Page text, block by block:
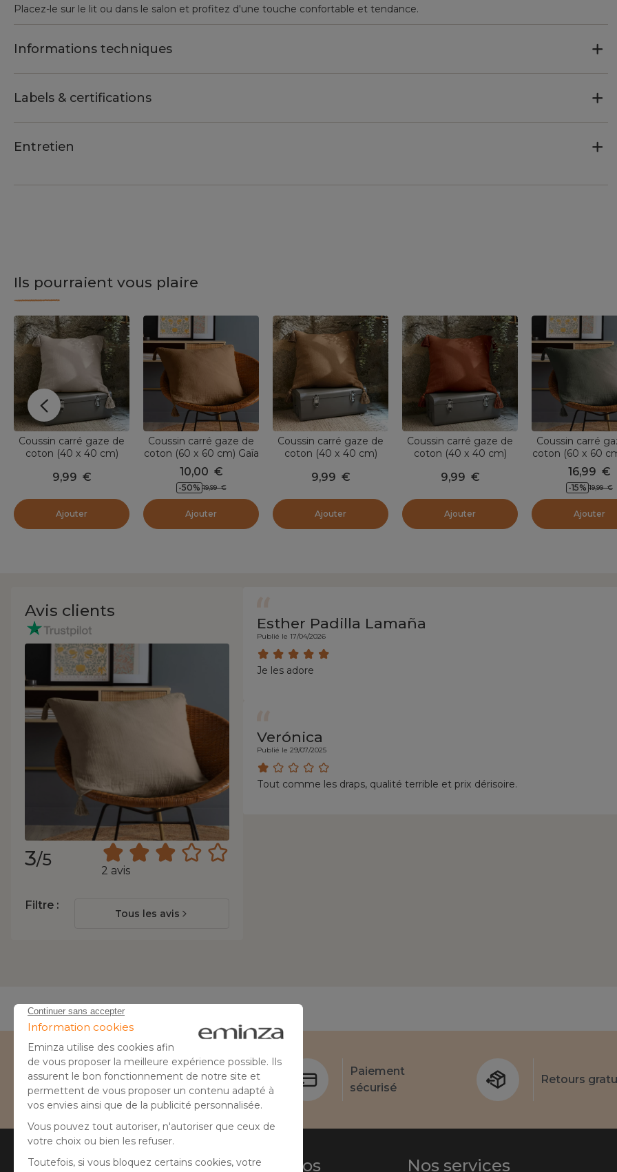
Placez-le sur le lit ou dans le salon et profitez d'une touche confortable et tendance.
Informations techniques
Labels & certifications
Entretien
Ils pourraient vous plaire
Coussin carré gaze de
coton (40 x 40 cm)
9,99 €
Ajouter
Coussin carré gaze de
coton (60 x 60 cm) Gaïa
Camel
10,00 €
-50% 19,99 €
Ajouter
Coussin carré gaze de
coton (40 x 40 cm)
9,99 €
Ajouter
Coussin carré gaze de
coton (40 x 40 cm)
9,99 €
Ajouter
Coussin carré
coton (60 x 60
Vert romarin
16,99 €
-15% 19,99 €
Ajouter
Avis clients
3/5
2 avis
Filtre :
Tous les avis
Esther Padilla Lamaña
Publié le 17/04/2026
Je les adore
Verónica
Publié le 29/07/2025
Tout comme les draps, qualité terrible et prix dérisoire.
Besoin d'aide ?
04 50 65 10 12
Paiement
sécurisé
Retours
Aide A propos Nos services